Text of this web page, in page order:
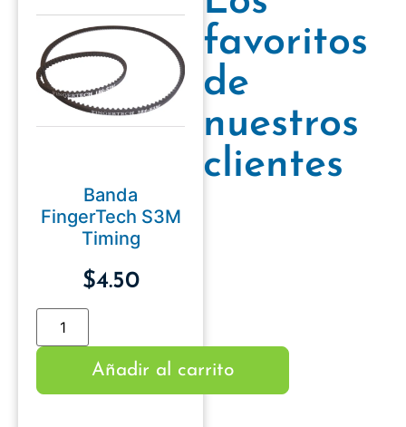
Banda
FingerTech S3M
Timing
$4.50
Añadir al carrito
favoritos
de
nuestros
clientes